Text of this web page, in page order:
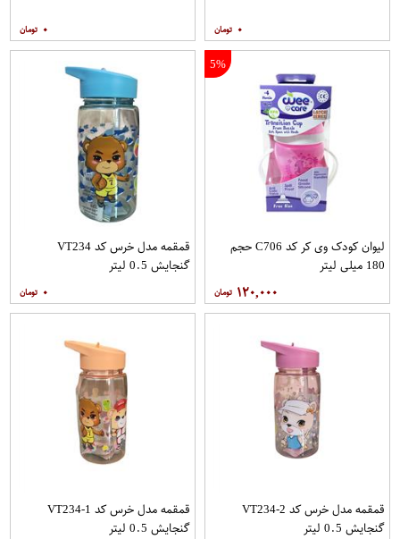
۰ ۰
5%
لیوان کودک وی کر کد C706 حجم
180 میلی لیتر
۱۲۰,۰۰۰
قمقمه مدل خرس کد VT234
گنجایش 0.5 لیتر
۰
قمقمه مدل خرس کد VT234-2
گنجایش 0.5 لیتر
قمقمه مدل خرس کد VT234-1
گنجایش 0.5 لیتر